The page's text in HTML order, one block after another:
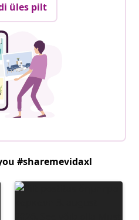
üles pilt
#sharemevidaxl